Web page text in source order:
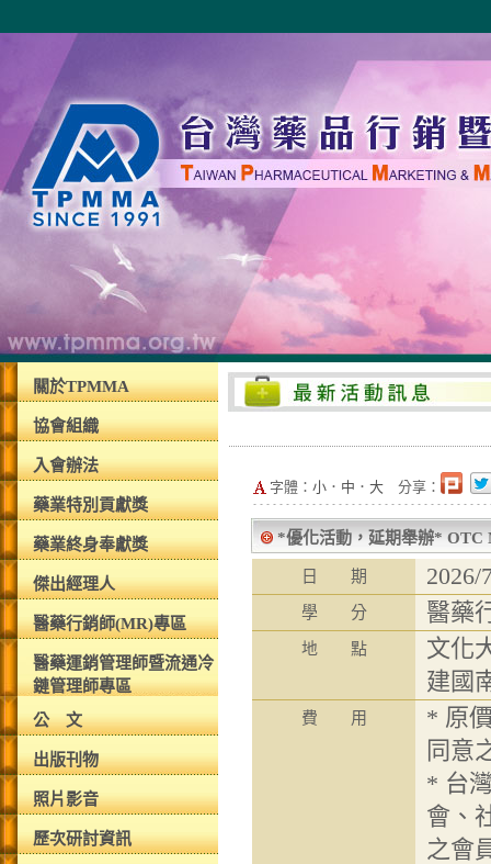
關於TPMMA
協會組織
入會辦法
藥業特別貢獻獎
藥業終身奉獻獎
傑出經理人
醫藥行銷師(MR)專區
醫藥運銷管理師暨流通冷
鏈管理師專區
公 文
出版刊物
照片影音
歷次研討資訊
字體： 小 ． 中 ． 大 分享：
*優化活動，延期舉辦* OTC
日 期
學 分 醫
地 點
文化
建國
費 用
* 原
同意
* 台
會、
之會